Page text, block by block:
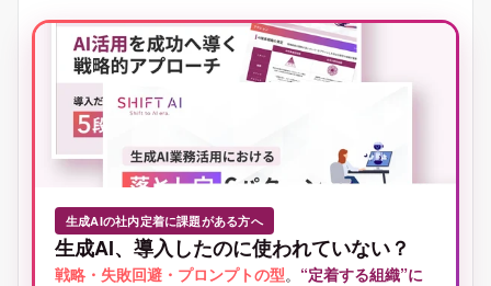
生成AIの社内定着に課題がある方へ
生成AI、導入したのに使われていない？
戦略・失敗回避・プロンプトの型。 “定着する組織”に